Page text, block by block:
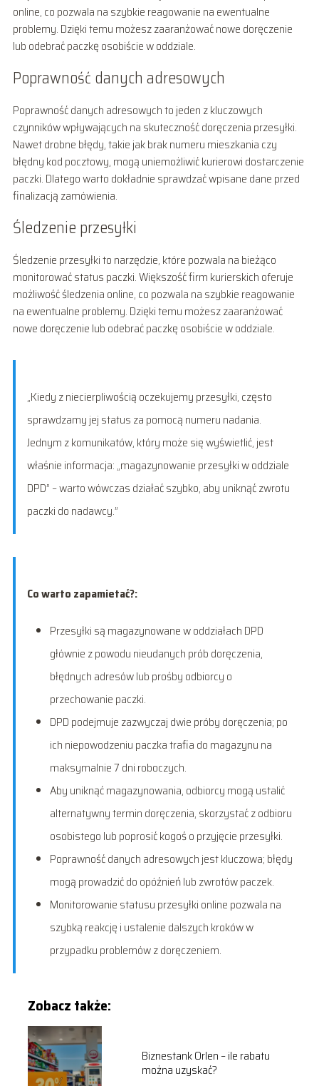
online, co pozwala na szybkie reagowanie na ewentualne
problemy. Dzięki temu możesz zaaranżować nowe doręczenie
lub odebrać paczkę osobiście w oddziale.
Poprawność danych adresowych
Poprawność danych adresowych to jeden z kluczowych
czynników wpływających na skuteczność doręczenia przesyłki.
Nawet drobne błędy, takie jak brak numeru mieszkania czy
błędny kod pocztowy, mogą uniemożliwić kurierowi dostarczenie
paczki. Dlatego warto dokładnie sprawdzać wpisane dane przed
finalizacją zamówienia.
Śledzenie przesyłki
Śledzenie przesyłki to narzędzie, które pozwala na bieżąco
monitorować status paczki. Większość firm kurierskich oferuje
możliwość śledzenia online, co pozwala na szybkie reagowanie
na ewentualne problemy. Dzięki temu możesz zaaranżować
nowe doręczenie lub odebrać paczkę osobiście w oddziale.
„Kiedy z niecierpliwością oczekujemy przesyłki, często
sprawdzamy jej status za pomocą numeru nadania.
Jednym z komunikatów, który może się wyświetlić, jest
właśnie informacja: „magazynowanie przesyłki w oddziale
DPD” – warto wówczas działać szybko, aby uniknąć zwrotu
paczki do nadawcy.”
Co warto zapamietać?:
Przesyłki są magazynowane w oddziałach DPD
głównie z powodu nieudanych prób doręczenia,
błędnych adresów lub prośby odbiorcy o
przechowanie paczki.
DPD podejmuje zazwyczaj dwie próby doręczenia; po
ich niepowodzeniu paczka trafia do magazynu na
maksymalnie 7 dni roboczych.
Aby uniknąć magazynowania, odbiorcy mogą ustalić
alternatywny termin doręczenia, skorzystać z odbioru
osobistego lub poprosić kogoś o przyjęcie przesyłki.
Poprawność danych adresowych jest kluczowa; błędy
mogą prowadzić do opóźnień lub zwrotów paczek.
Monitorowanie statusu przesyłki online pozwala na
szybką reakcję i ustalenie dalszych kroków w
przypadku problemów z doręczeniem.
Zobacz także:
Biznestank Orlen – ile rabatu
można uzyskać?